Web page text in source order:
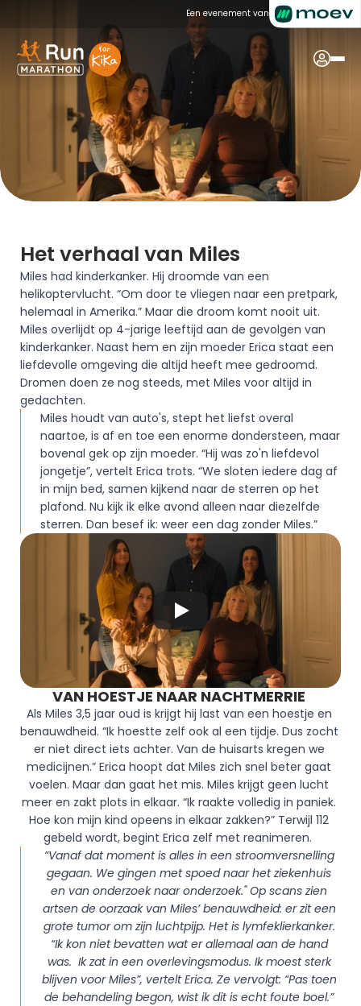
Een evenement van
Het verhaal van Miles
Miles had kinderkanker. Hij droomde van een
helikoptervlucht. “Om door te vliegen naar een pretpark,
helemaal in Amerika.” Maar die droom komt nooit uit.
Miles overlijdt op 4-jarige leeftijd aan de gevolgen van
kinderkanker. Naast hem en zijn moeder Erica staat een
liefdevolle omgeving die altijd heeft mee gedroomd.
Dromen doen ze nog steeds, met Miles voor altijd in
gedachten.
Miles houdt van auto's, stept het liefst overal
naartoe, is af en toe een enorme dondersteen, maar
bovenal gek op zijn moeder. “Hij was zo'n liefdevol
jongetje”, vertelt Erica trots. “We sloten iedere dag af
in mijn bed, samen kijkend naar de sterren op het
plafond. Nu kijk ik elke avond alleen naar diezelfde
sterren. Dan besef ik: weer een dag zonder Miles.”
VAN HOESTJE NAAR NACHTMERRIE
Als Miles 3,5 jaar oud is krijgt hij last van een hoestje en
benauwdheid. “Ik hoestte zelf ook al een tijdje. Dus zocht
er niet direct iets achter. Van de huisarts kregen we
medicijnen.” Erica hoopt dat Miles zich snel beter gaat
voelen. Maar dan gaat het mis. Miles krijgt geen lucht
meer en zakt plots in elkaar. “Ik raakte volledig in paniek.
Hoe kon mijn kind opeens in elkaar zakken?” Terwijl 112
gebeld wordt, begint Erica zelf met reanimeren.
“Vanaf dat moment is alles in een stroomversnelling
gegaan. We gingen met spoed naar het ziekenhuis
en van onderzoek naar onderzoek." Op scans zien
artsen de oorzaak van Miles’ benauwdheid: er zit een
grote tumor om zijn luchtpijp. Het is lymfeklierkanker.
“Ik kon niet bevatten wat er allemaal aan de hand
was.  Ik zat in een overlevingsmodus. Ik moest sterk
blijven voor Miles”, vertelt Erica. Ze vervolgt: “Pas toen
de behandeling begon, wist ik dit is echt foute boel.”